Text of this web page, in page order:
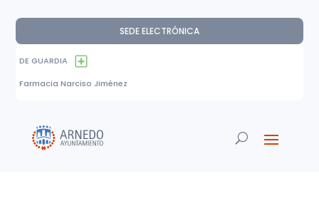
SEDE ELECTRÓNICA
DE GUARDIA
Farmacia Narciso Jiménez